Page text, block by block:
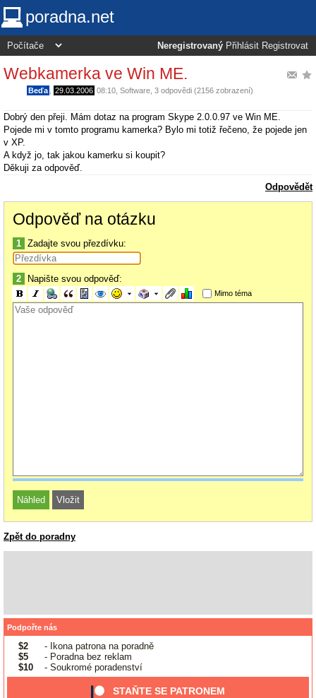
poradna.net
Neregistrovaný Přihlásit Registrovat
Webkamerka ve Win ME.
Beďa 29.03.2006 08:10 Software , 3 odpovědi (2156 zobrazení)
Dobrý den přeji. Mám dotaz na program Skype 2.0.0.97 ve Win ME.
Pojede mi v tomto programu kamerka? Bylo mi totiž řečeno, že pojede jen
v XP.
A když jo, tak jakou kamerku si koupit?
Děkuji za odpověď.
Odpovědět
Odpověď na otázku
1 Zadajte svou přezdívku:
2 Napište svou odpověď:
Mimo téma
Zpět do poradny
Podpořte nás
$2
- Ikona patrona na poradně
$5
- Poradna bez reklam
$10
- Soukromé poradenství
STAŇTE SE PATRONEM